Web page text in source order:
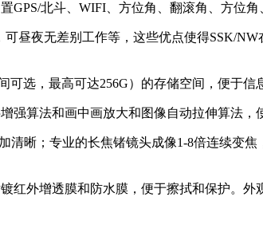
GPS/北斗、WIFI、方位角、翻滚角、方位
昼夜无差别工作等，这些优点使得SSK/
选，最高可达256G）的存储空间，便于信
强算法和画中画放大和图像自动拉伸算法，
清晰；专业的长焦锗镜头成像1-8倍连续变
红外增透膜和防水膜，便于擦拭和保护。